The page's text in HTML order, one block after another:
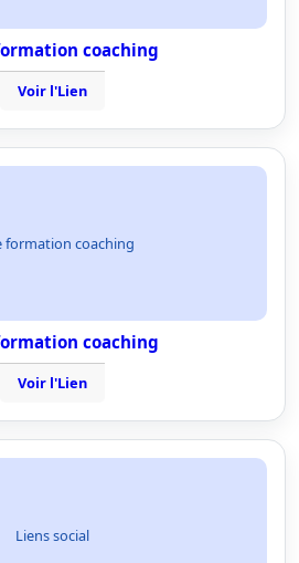
coaching
Voir l'Lien
formation coaching
coaching
Voir l'Lien
Liens social